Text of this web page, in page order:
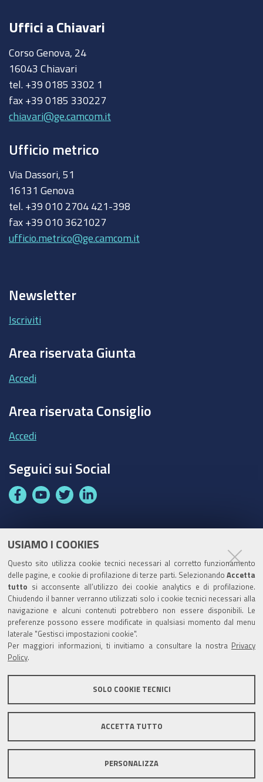
USIAMO I COOKIES
Questo sito utilizza cookie tecnici necessari al corretto funzionamento
delle pagine, e cookie di profilazione di terze parti. Selezionando Accetta
tutto si acconsente all’utilizzo dei cookie analytics e di profilazione.
Chiudendo il banner verranno utilizzati solo i cookie tecnici necessari alla
navigazione e alcuni contenuti potrebbero non essere disponibili. Le
preferenze possono essere modificate in qualsiasi momento dal menu
laterale "Gestisci impostazioni cookie".
Per maggiori informazioni, ti invitiamo a consultare la nostra
Privacy
Policy
SOLO COOKIE TECNICI
ACCETTA TUTTO
PERSONALIZZA
Uffici a Chiavari
Corso Genova, 24
16043 Chiavari
tel. +39 0185 3302 1
fax +39 0185 330227
chiavari@ge.camcom.it
Ufficio metrico
Via Dassori, 51
16131 Genova
tel. +39 010 2704 421-398
fax +39 010 3621027
ufficio.metrico@ge.camcom.it
Newsletter
Iscriviti
Area riservata Giunta
Accedi
Area riservata Consiglio
Accedi
Seguici sui Social
F
e
o
o
k
Y
t
b
e
T
t
e
r
L
k
d
I
n
Codice Univoco Ufficio:UF1SDE
I soggetti privati potranno effettuare i pagamenti
tramite PagoPA con Modalità diretta o con Avviso di
pagamento al seguente linkPaga con PagoPA
Codice IBAN per le pubbliche amministrazioni
Banca D’Italia: IT96Z0100004306TU0000007079
Mappa del sito Privacy policy
Note legali
Area riservata Credits